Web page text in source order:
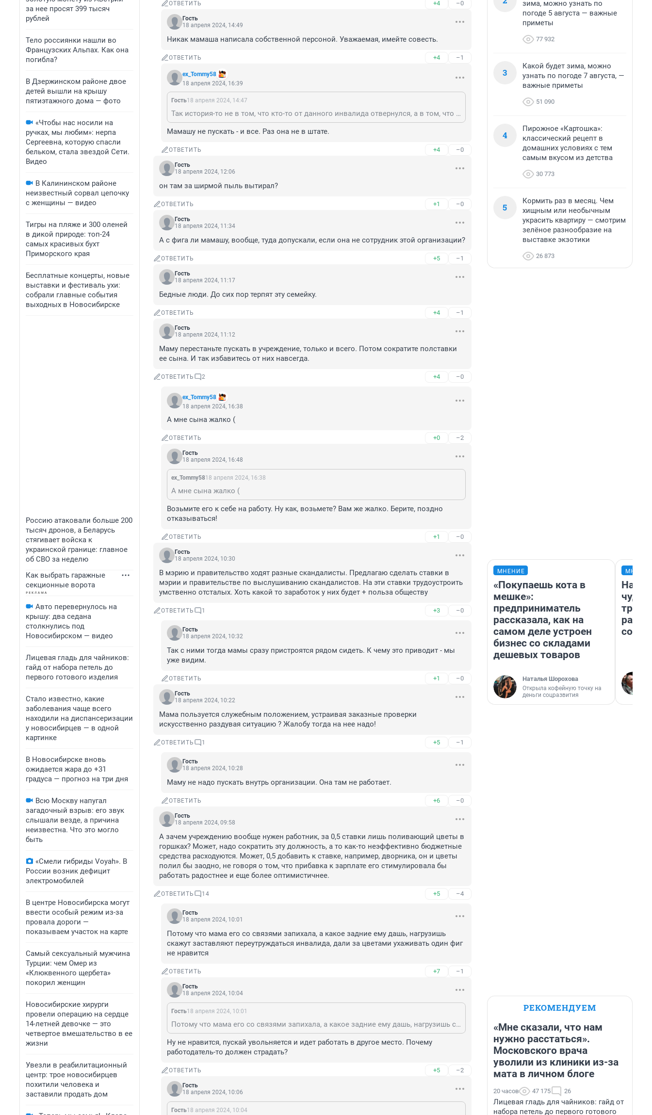
за нее просят 399 тысяч
рублей
Тело россиянки нашли во
Французских Альпах. Как она
погибла?
В Дзержинском районе двое
детей вышли на крышу
пятиэтажного дома — фото
«Чтобы нас носили на
ручках, мы любим»: нерпа
Сергеевна, которую спасли
бельком, стала звездой Сети.
Видео
В Калининском районе
неизвестный сорвал цепочку
с женщины — видео
Тигры на пляже и 300 оленей
в дикой природе: топ-24
самых красивых бухт
Приморского края
Бесплатные концерты, новые
выставки и фестиваль ухи:
собрали главные события
выходных в Новосибирске
Россию атаковали больше 200
тысяч дронов, а Беларусь
стягивает войска к
украинской границе: главное
об СВО за неделю
Как выбрать гаражные
секционные ворота
Авто перевернулось на
крышу: два седана
столкнулись под
Новосибирском — видео
Лицевая гладь для чайников:
гайд от набора петель до
первого готового изделия
Стало известно, какие
заболевания чаще всего
находили на диспансеризации
у новосибирцев — в одной
картинке
В Новосибирске вновь
ожидается жара до +31
градуса — прогноз на три дня
Всю Москву напугал
загадочный взрыв: его звук
слышали везде, а причина
неизвестна. Что это могло
быть
«Смели гибриды Voyah». В
России возник дефицит
электромобилей
В центре Новосибирска могут
ввести особый режим из-за
провала дороги —
показываем участок на карте
Самый сексуальный мужчина
Турции: чем Омер из
«Клюквенного щербета»
покорил женщин
Новосибирские хирурги
провели операцию на сердце
14-летней девочке — это
четвертое вмешательство в ее
жизни
Увезли в реабилитационный
центр: трое новосибирцев
похитили человека и
заставили продать дом
ОТВЕТИТЬ +4 –0
Гость
18 апреля 2024, 14:49
Никак мамаша написала собственной персоной. Уважаемая, имейте совесть.
ОТВЕТИТЬ +4 –1
ex_Tommy58
18 апреля 2024, 16:39
Гость18 апреля 2024, 14:47
Так история-то не в том, что кто-то от данного инвалида отвернулся, а в том, что родительница, манипулируя им, вынесла всем мозг и перетрепала нервы, не говоря уже о том, что еще и директор мог должности лишиться, если бы другие чиновники пошли у нее на поводу. История про мать скандалистку. Такие персонажи в культурных учреждениях не нужны.
Мамашу не пускать - и все. Раз она не в штате.
ОТВЕТИТЬ +4 –0
Гость
18 апреля 2024, 12:06
он там за ширмой пыль вытирал?
ОТВЕТИТЬ +1 –0
Гость
18 апреля 2024, 11:34
А с фига ли мамашу, вообще, туда допускали, если она не сотрудник этой организации?
ОТВЕТИТЬ +5 –1
Гость
18 апреля 2024, 11:17
Бедные люди. До сих пор терпят эту семейку.
ОТВЕТИТЬ +4 –1
Гость
18 апреля 2024, 11:12
Маму перестаньте пускать в учреждение, только и всего. Потом сократите полставки
ее сына. И так избавитесь от них навсегда.
ОТВЕТИТЬ 2 +4 –0
ex_Tommy58
18 апреля 2024, 16:38
А мне сына жалко (
ОТВЕТИТЬ +0 –2
Гость
18 апреля 2024, 16:48
ex_Tommy5818 апреля 2024, 16:38
А мне сына жалко (
Возьмите его к себе на работу. Ну как, возьмете? Вам же жалко. Берите, поздно
отказываться!
ОТВЕТИТЬ +1 –0
Гость
18 апреля 2024, 10:30
В мэрию и правительство ходят разные скандалисты. Предлагаю сделать ставки в
мэрии и правительстве по выслушиванию скандалистов. На эти ставки трудоустроить
умственно отсталых. Хоть какой то заработок у них будет + польза обществу
ОТВЕТИТЬ 1 +3 –0
Гость
18 апреля 2024, 10:32
Так с ними тогда мамы сразу пристроятся рядом сидеть. К чему это приводит - мы
уже видим.
ОТВЕТИТЬ +1 –0
Гость
18 апреля 2024, 10:22
Мама пользуется служебным положением, устраивая заказные проверки
искусственно раздувая ситуацию ? Жалобу тогда на нее надо!
ОТВЕТИТЬ 1 +5 –1
Гость
18 апреля 2024, 10:28
Маму не надо пускать внутрь организации. Она там не работает.
ОТВЕТИТЬ +6 –0
Гость
18 апреля 2024, 09:58
А зачем учреждению вообще нужен работник, за 0,5 ставки лишь поливающий цветы в
горшках? Может, надо сократить эту должность, а то как-то неэффективно бюджетные
средства расходуются. Может, 0,5 добавить к ставке, например, дворника, он и цветы
полил бы заодно, не говоря о том, что прибавка к зарплате его стимулировала бы
работать радостнее и еще более оптимистичнее.
ОТВЕТИТЬ 14 +5 –4
Гость
18 апреля 2024, 10:01
Потому что мама его со связями запихала, а какое задние ему дашь, нагрузишь
скажут заставляют переутруждаться инвалида, дали за цветами ухаживать один фиг
не нравится
ОТВЕТИТЬ +7 –1
Гость
18 апреля 2024, 10:04
Гость18 апреля 2024, 10:01
Потому что мама его со связями запихала, а какое задние ему дашь, нагрузишь скажут заставляют переутруждаться инвалида, дали за цветами ухаживать один фиг не нравится
Ну не нравится, пускай увольняется и идет работать в другое место. Почему
работодатель-то должен страдать?
ОТВЕТИТЬ +5 –2
Гость
18 апреля 2024, 10:06
Гость18 апреля 2024, 10:04
зима, можно узнать по
погоде 5 августа — важные
приметы
77 932
3
Какой будет зима, можно
узнать по погоде 7 августа, —
важные приметы
51 090
4
Пирожное «Картошка»:
классический рецепт в
домашних условиях с тем
самым вкусом из детства
30 773
5
Кормить раз в месяц. Чем
хищным или необычным
украсить квартиру — смотрим
зелёное разнообразие на
выставке экзотики
26 873
МНЕНИЕ
«Покупаешь кота в
мешке»:
предприниматель
рассказала, как на
самом деле устроен
бизнес со складами
дешевых товаров
Наталья Шорохова
Открыла кофейную точку на
деньги соцразвития
РЕКОМЕНДУЕМ
«Мне сказали, что нам
нужно расстаться».
Московского врача
уволили из клиники из-за
мата в личном блоге
20 часов 47 175 26
Лицевая гладь для чайников: гайд от
набора петель до первого готового